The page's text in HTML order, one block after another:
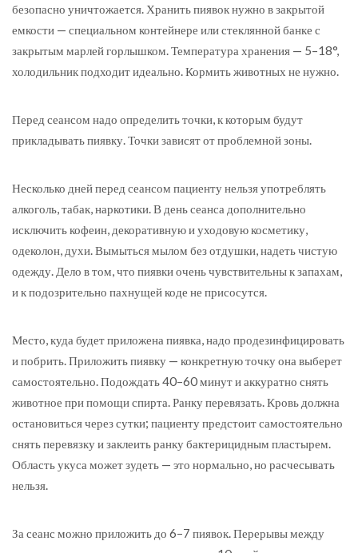
безопасно уничтожается. Хранить пиявок нужно в закрытой
емкости — специальном контейнере или стеклянной банке с
закрытым марлей горлышком. Температура хранения — 5–18°,
холодильник подходит идеально. Кормить животных не нужно.
Перед сеансом надо определить точки, к которым будут
прикладывать пиявку. Точки зависят от проблемной зоны.
Несколько дней перед сеансом пациенту нельзя употреблять
алкоголь, табак, наркотики. В день сеанса дополнительно
исключить кофеин, декоративную и уходовую косметику,
одеколон, духи. Вымыться мылом без отдушки, надеть чистую
одежду. Дело в том, что пиявки очень чувствительны к запахам,
и к подозрительно пахнущей коде не присосутся.
Место, куда будет приложена пиявка, надо продезинфицировать
и побрить. Приложить пиявку — конкретную точку она выберет
самостоятельно. Подождать 40–60 минут и аккуратно снять
животное при помощи спирта. Ранку перевязать. Кровь должна
остановиться через сутки; пациенту предстоит самостоятельно
снять перевязку и заклеить ранку бактерицидным пластырем.
Область укуса может зудеть — это нормально, но расчесывать
нельзя.
За сеанс можно приложить до 6–7 пиявок. Перерывы между